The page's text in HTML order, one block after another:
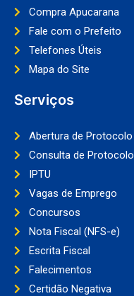
Compra Apucarana
Fale com o Prefeito
Telefones Úteis
Mapa do Site
Serviços
Abertura de Protocolo
Consulta de Protocolo
IPTU
Vagas de Emprego
Concursos
Nota Fiscal (NFS-e)
Escrita Fiscal
Falecimentos
Certidão Negativa